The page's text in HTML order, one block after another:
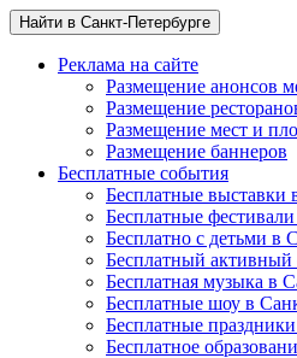
Найти в Санкт-Петербурге
Реклама на сайте
Размещение анонсов
Размещение
Размещение мест и
Размещение баннеров
Бесплатные события
Бесплатные выставки
Бесплатные
Бесплатно с детьми в
Бесплатный активный
Бесплатная музыка в
Бесплатные шоу в
Бесплатные
Бесплатное